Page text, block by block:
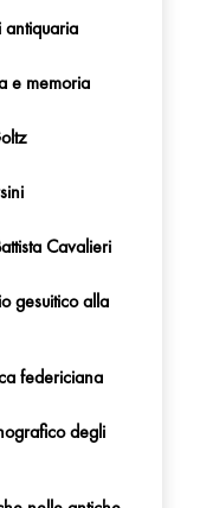
e memoria
Cavalieri
gesuitico alla
federiciana
degli